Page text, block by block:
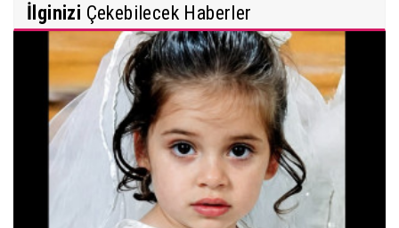
İlginizi Çekebilecek Haberler